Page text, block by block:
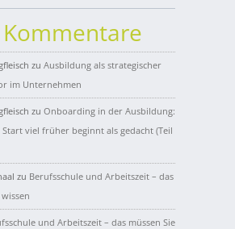
zu Ausbildung als strategischer
im Unternehmen
zu Onboarding in der Ausbildung:
viel früher beginnt als gedacht (Teil
zu Berufsschule und Arbeitszeit – das
und Arbeitszeit – das müssen Sie